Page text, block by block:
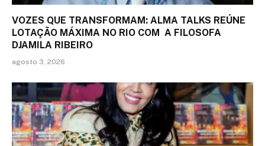
VOZES QUE TRANSFORMAM: ALMA TALKS REÚNE
LOTAÇÃO MÁXIMA NO RIO COM A FILOSOFA
DJAMILA RIBEIRO
agosto 3, 2026